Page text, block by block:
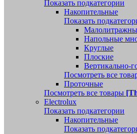
Показать подкатегории
Накопительные
Показать
Напольные
Круглые
Плоские
Вертикально-
Посмотреть все
Проточные
Посмотреть все товары
Electrolux
Показать подкатегории
Накопительные
Показать